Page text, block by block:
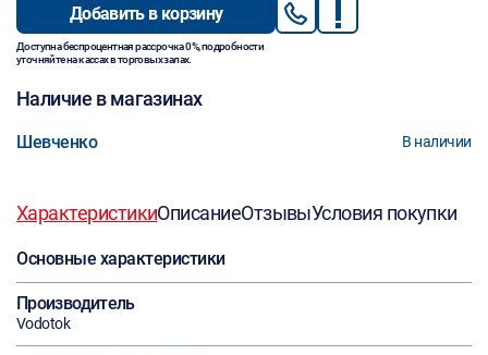
Добавить в корзину
Доступна беспроцентная рассрочка 0%, подробности
уточняйте на кассах в торговых залах.
Наличие в магазинах
Шевченко В наличии
ХарактеристикиОписаниеОтзывыУсловия покупки
Основные характеристики
Производитель
Vodotok